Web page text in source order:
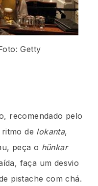
Getty
recomendado pelo
de lokanta,
peça o hünkar
faça um desvio
pistache com chá.